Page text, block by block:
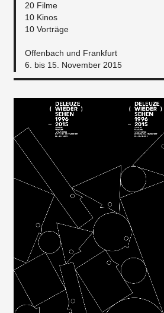
20 Filme
10 Kinos
10 Vorträge
Offenbach und Frankfurt
​6. bis 15. November 2015